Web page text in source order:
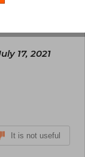
17, 2021
It is not useful